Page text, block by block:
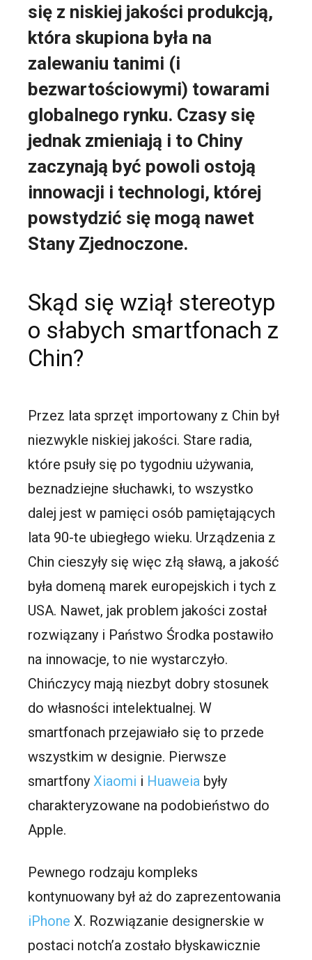
się z niskiej jakości produkcją,
która skupiona była na
zalewaniu tanimi (i
bezwartościowymi) towarami
globalnego rynku. Czasy się
jednak zmieniają i to Chiny
zaczynają być powoli ostoją
innowacji i technologi, której
powstydzić się mogą nawet
Stany Zjednoczone.
Skąd się wziął stereotyp
o słabych smartfonach z
Chin?
Przez lata sprzęt importowany z Chin był
niezwykle niskiej jakości. Stare radia,
które psuły się po tygodniu używania,
beznadziejne słuchawki, to wszystko
dalej jest w pamięci osób pamiętających
lata 90-te ubiegłego wieku. Urządzenia z
Chin cieszyły się więc złą sławą, a jakość
była domeną marek europejskich i tych z
USA. Nawet, jak problem jakości został
rozwiązany i Państwo Środka postawiło
na innowacje, to nie wystarczyło.
Chińczycy mają niezbyt dobry stosunek
do własności intelektualnej. W
smartfonach przejawiało się to przede
wszystkim w designie. Pierwsze
smartfony Xiaomi i Huaweia były
charakteryzowane na podobieństwo do
Apple.
Pewnego rodzaju kompleks
kontynuowany był aż do zaprezentowania
iPhone X. Rozwiązanie designerskie w
postaci notch’a zostało błyskawicznie